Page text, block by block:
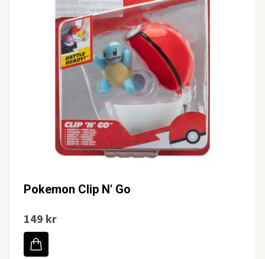
Pokemon Clip N' Go
149 kr